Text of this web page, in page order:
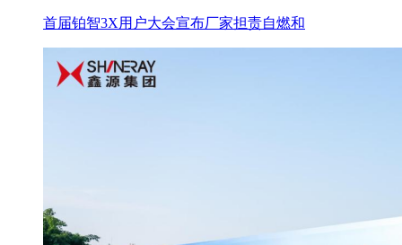
首届铂智3X用户大会宣布厂家担责自燃和